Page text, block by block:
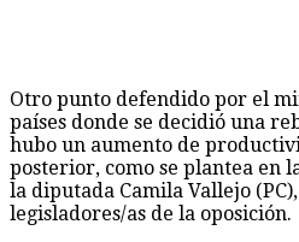
Otro punto defendido por el
países donde se decidió una
hubo un aumento de
posterior, como se plantea en
la diputada Camila Vallejo
legisladores/as de la oposición.